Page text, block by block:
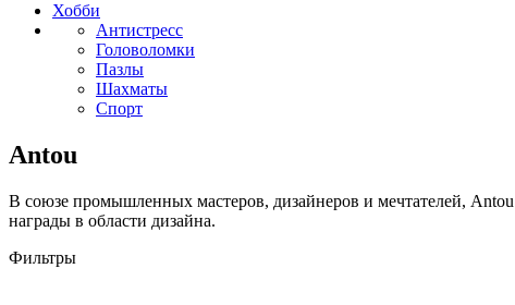
Хобби
Антистресс
Головоломки
Пазлы
Шахматы
Спорт
Antou
В союзе промышленных мастеров, дизайнеров и мечтателей,
награды в области дизайна.
Фильтры